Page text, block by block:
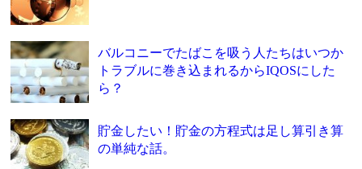
バルコニーでたばこを吸う人たちはいつか
トラブルに巻き込まれるからIQOSにした
ら？
貯金したい！貯金の方程式は足し算引き算
の単純な話。